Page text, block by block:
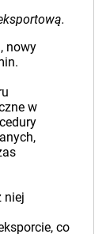
nowy
w
niej
co